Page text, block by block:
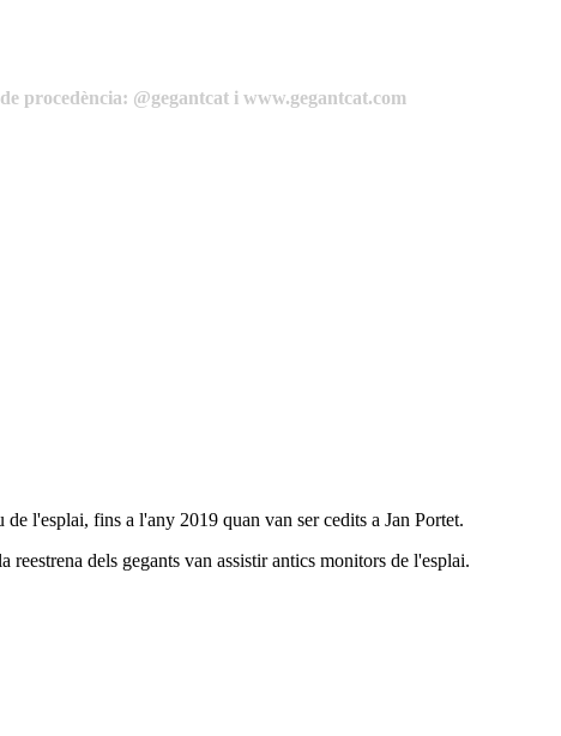
procedència: @gegantcat i www.gegantcat.com
l'esplai, fins a l'any 2019 quan van ser cedits a Jan Portet.
dels gegants van assistir antics monitors de l'esplai.